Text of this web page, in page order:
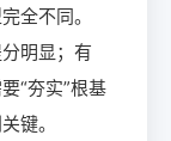
全不同。
明显；有
“夯实”根基
键。